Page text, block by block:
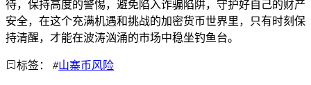
待，保持高度的警惕，避免陷入诈骗陷阱，守护好自己的财产
安全，在这个充满机遇和挑战的加密货币世界里，只有时刻保
持清醒，才能在波涛汹涌的市场中稳坐钓鱼台。
标签： #山寨币风险